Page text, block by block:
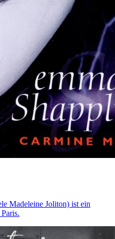
Madeleine Joliton) ist ein